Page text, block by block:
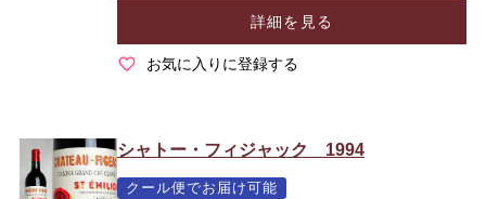
詳細を見る
お気に入りに登録する
シャトー・フィジャック 1994
クール便でお届け可能